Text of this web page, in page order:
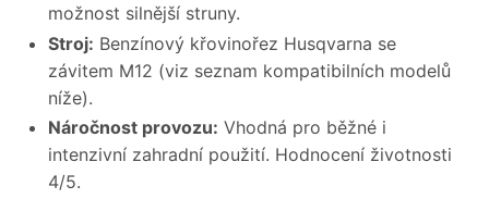
možnost silnější struny.
Stroj: Benzínový křovinořez Husqvarna se
závitem M12 (viz seznam kompatibilních modelů
níže).
Náročnost provozu: Vhodná pro běžné i
intenzivní zahradní použití. Hodnocení životnosti
4/5.